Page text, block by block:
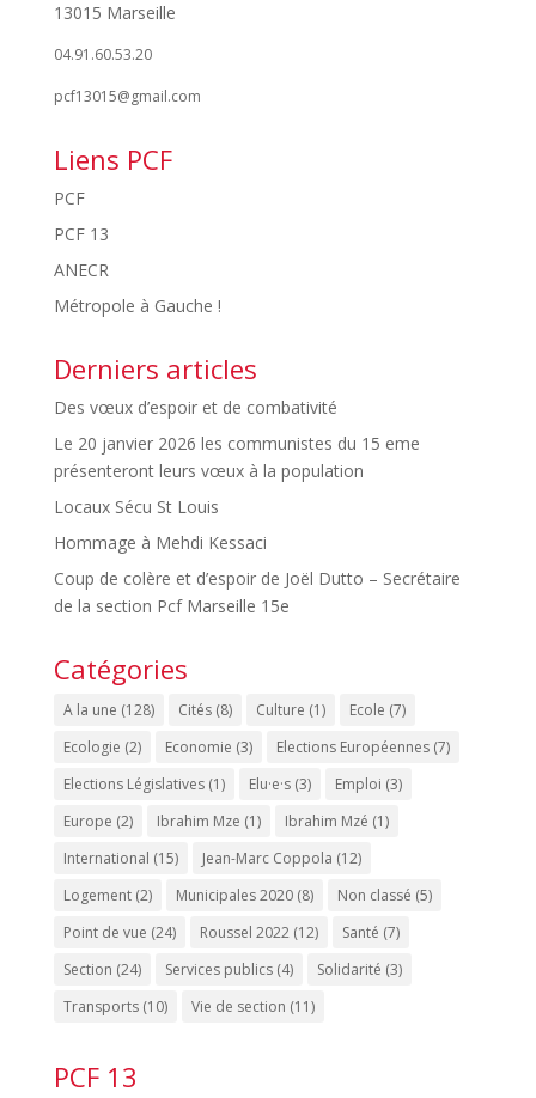
13015 Marseille
04.91.60.53.20
pcf13015@gmail.com
Liens PCF
PCF
PCF 13
ANECR
Métropole à Gauche !
Derniers articles
Des vœux d’espoir et de combativité
Le 20 janvier 2026 les communistes du 15 eme
présenteront leurs vœux à la population
Locaux Sécu St Louis
Hommage à Mehdi Kessaci
Coup de colère et d’espoir de Joël Dutto – Secrétaire
de la section Pcf Marseille 15e
Catégories
A la une (128) Cités(8) Culture (1) Ecole (7)
Ecologie (2) Economie (3) Elections Européennes(7)
Elections Législatives(1) Elu·e·s(3) Emploi (3)
Europe (2) Ibrahim Mze (1) Ibrahim Mzé (1)
International (15) Jean-Marc Coppola (12)
Logement(2) Municipales 2020(8) Non classé (5)
Point de vue (24) Roussel 2022(12) Santé (7)
Section (24) Services publics(4) Solidarité (3)
Transports(10) Vie de section (11)
PCF 13